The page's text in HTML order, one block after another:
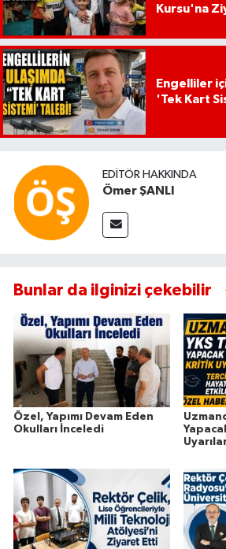
Kursu'na
Engelliler
'Tek Kart
EDITÖR HAKKINDA
Ömer ŞANLI
Bunlar da ilginizi çekebilir
Özel, Yapımı Devam Eden
Okulları İnceledi